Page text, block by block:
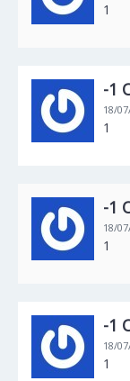
1
-1
18/
1
-1
18/
1
-1
18/
1